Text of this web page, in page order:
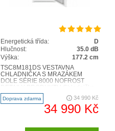
Energetická třída:
D
Hlučnost:
35.0 dB
Výška:
177.2 cm
TSC8M181DS VESTAVNÁ
CHLADNIČKA S MRAZÁKEM
DOLE SÉRIE 8000 NOFROST
s mrazničkou 8000 Cooling 360°
chrání potraviny d..
Doprava zdarma 34 990 Kč
34 990 Kč